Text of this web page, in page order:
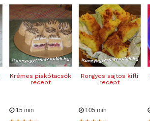
Krémes piskótacsók
recept
Rongyos sajtos kifli
recept
15 min 105 min